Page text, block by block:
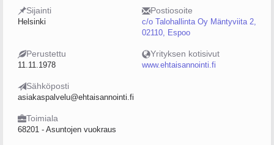
Sijainti
Helsinki
Postiosoite
c/o Talohallinta Oy Mäntyviita 2,
02110, Espoo
Perustettu
11.11.1978
Yrityksen kotisivut
www.ehtaisannointi.fi
Sähköposti
asiakaspalvelu@ehtaisannointi.fi
Toimiala
68201 - Asuntojen vuokraus